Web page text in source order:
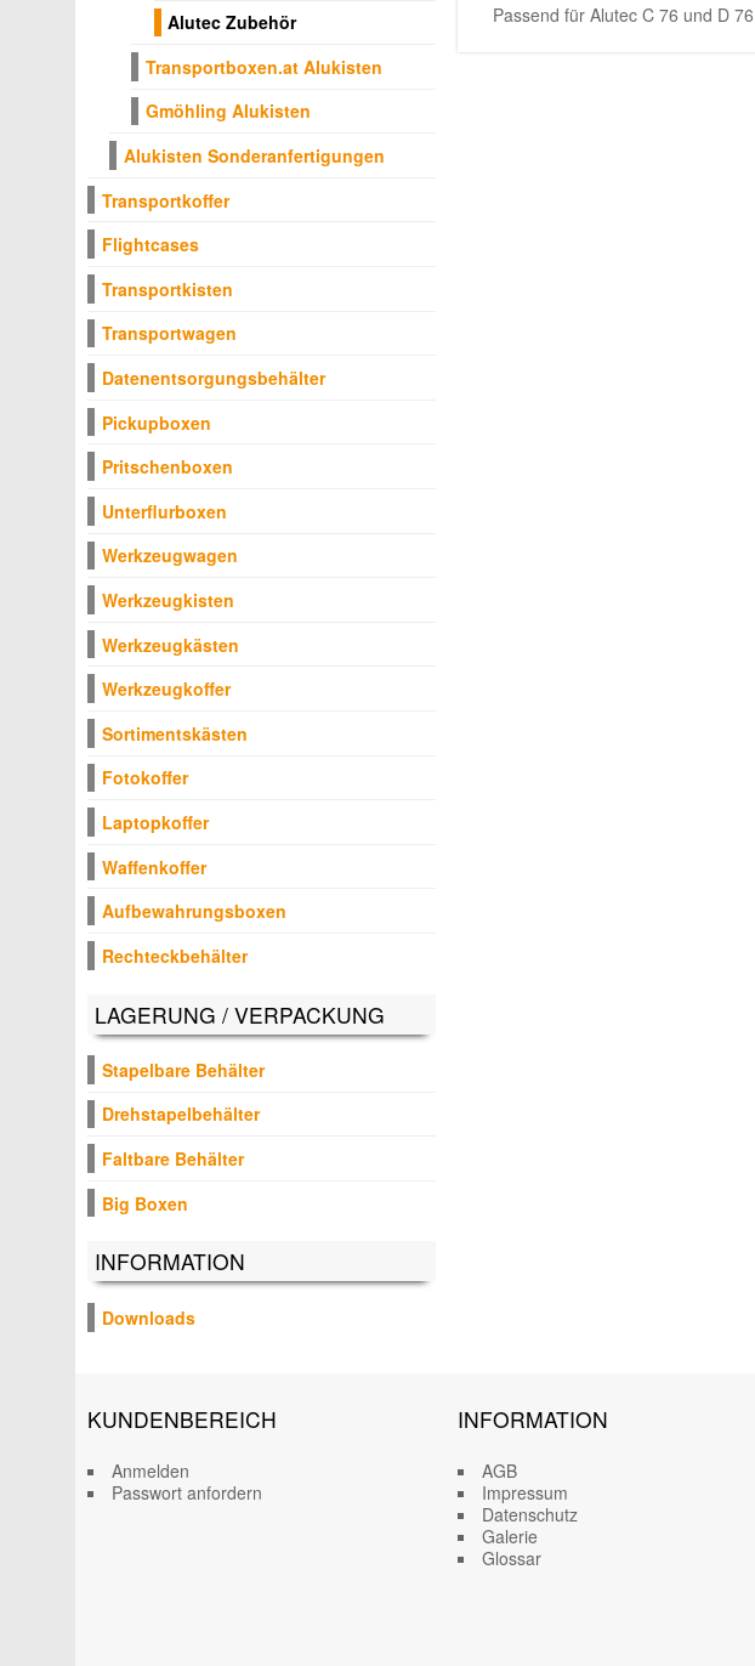
Passend für Alutec C 76 und D
Alutec Zubehör
Transportboxen.at Alukisten
Gmöhling Alukisten
Alukisten Sonderanfertigungen
Transportkoffer
Flightcases
Transportkisten
Transportwagen
Datenentsorgungsbehälter
Pickupboxen
Pritschenboxen
Unterflurboxen
Werkzeugwagen
Werkzeugkisten
Werkzeugkästen
Werkzeugkoffer
Sortimentskästen
Fotokoffer
Laptopkoffer
Waffenkoffer
Aufbewahrungsboxen
Rechteckbehälter
LAGERUNG / VERPACKUNG
Stapelbare Behälter
Drehstapelbehälter
Faltbare Behälter
Big Boxen
INFORMATION
Downloads
KUNDENBEREICH
Anmelden
Passwort anfordern
INFORMATION
AGB
Impressum
Datenschutz
Galerie
Glossar